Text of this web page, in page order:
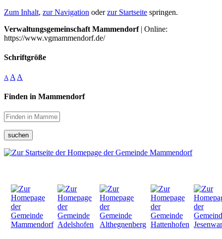
Zum Inhalt, zur Navigation oderzur Startseite springen.
Verwaltungsgemeinschaft Mammendorf| Online:
https://www.vgmammendorf.de/
Schriftgröße
A A A
Finden in Mammendorf
suchen